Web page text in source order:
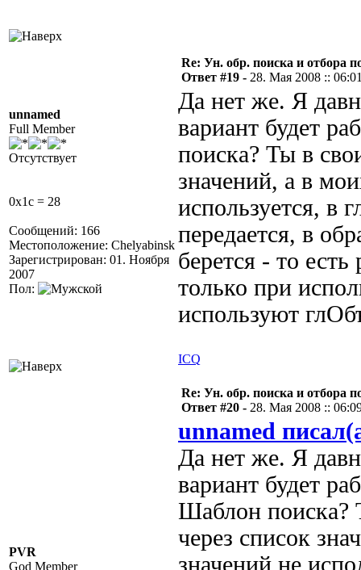
unnamed
Full Member
Отсутствует
0x1c = 28
Сообщений: 166
Местоположение: Chelyabinsk
Зарегистрирован: 01. Ноября
2007
Пол:
Re: Ун. обр. поиска и отбора
Ответ #19 - 28. Мая 2008 ::
Да нет же. Я
вариант будет
поиска? Ты в
значений, а в
используется, в
передается, в
берется - то
только при
используют
ICQ
PVR
God Member
Re: Ун. обр. поиска и отбора
Ответ #20 - 28. Мая 2008 ::
unnamed
Да нет же. Я
вариант будет
Шаблон поиска?
через список
значений не